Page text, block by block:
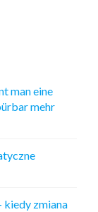
man eine
mehr
kiedy zmiana